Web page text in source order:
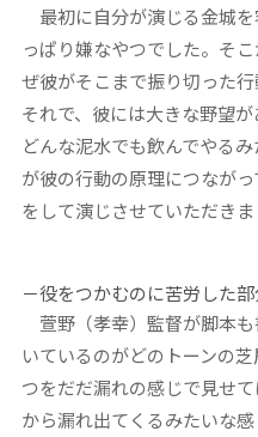
最初に自分が演じる金城
っぱり嫌なやつでした。そ
ぜ彼がそこまで振り切った
それで、彼には大きな野望
どんな泥水でも飲んでやる
が彼の行動の原理につなが
をして演じさせていただきま
－役をつかむのに苦労した部
萱野（孝幸）監督が脚本
いているのがどのトーンの
つをだだ漏れの感じで見せ
から漏れ出てくるみたいな